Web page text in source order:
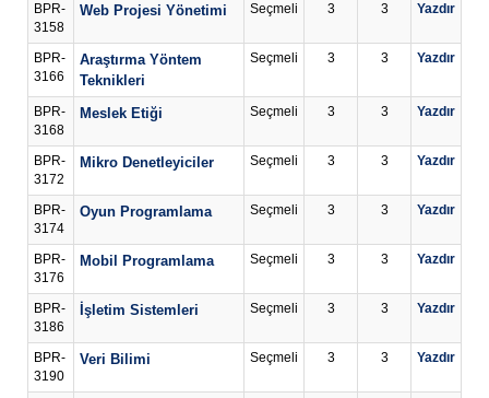
BPR-
3158
Web Projesi Yönetimi Seçmeli 3 3 Yazdır
BPR-
3166
Araştırma Yöntem
Teknikleri
Seçmeli 3 3 Yazdır
BPR-
3168
Meslek Etiği Seçmeli 3 3 Yazdır
BPR-
3172
Mikro Denetleyiciler Seçmeli 3 3 Yazdır
BPR-
3174
Oyun Programlama Seçmeli 3 3 Yazdır
BPR-
3176
Mobil Programlama Seçmeli 3 3 Yazdır
BPR-
3186
İşletim Sistemleri Seçmeli 3 3 Yazdır
BPR-
3190
Veri Bilimi Seçmeli 3 3 Yazdır